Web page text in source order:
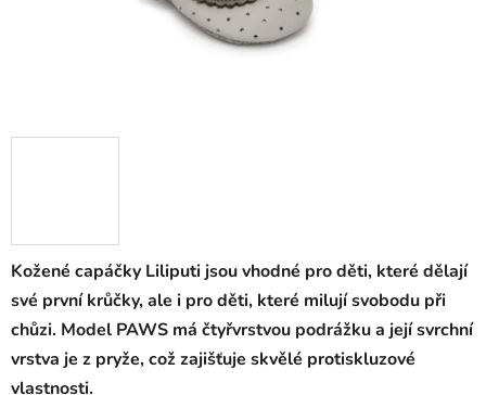
Kožené capáčky Liliputi jsou vhodné pro děti, které dělají
své první krůčky, ale i pro děti, které milují svobodu při
chůzi. Model PAWS má čtyřvrstvou podrážku a její svrchní
vrstva je z pryže, což zajišťuje skvělé protiskluzové
vlastnosti.